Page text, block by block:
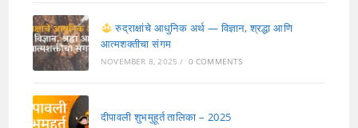
रुद्राक्षांचे आधुनिक अर्थ — विज्ञान, श्रद्धा आणि
आत्मशक्तीचा संगम
NOVEMBER 8, 2025 / 0 COMMENTS
दीपावली शुभमुहूर्त तालिका – 2025